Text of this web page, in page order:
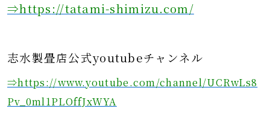
⇒https://tatami-shimizu.com/
志水製畳店公式youtubeチャンネル
⇒https://www.youtube.com/channel/UCRwLs8
Pv_0ml1PLOffJxWYA